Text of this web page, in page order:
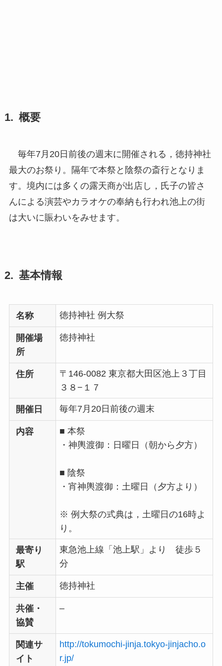
概要
毎年7月20日前後の週末に開催される，徳持神社
最大のお祭り。隔年で本祭と陰祭の斎行となりま
す。境内には多くの露天商が出店し，氏子の皆さ
んによる演芸やカラオケの奉納も行われ池上の街
は大いに賑わいをみせます。
基本情報
名称 徳持神社 例大祭
開催場
所
徳持神社
住所
〒146-0082 東京都大田区池上３丁目
３８−１７
開催日 毎年7月20日前後の週末
内容
■ 本祭
・神輿渡御：日曜日（朝から夕方）
■ 陰祭
・宵神輿渡御：土曜日（夕方より）
※ 例大祭の式典は，土曜日の16時よ
り。
最寄り
駅
東急池上線「池上駅」より 徒歩５
分
主催 徳持神社
共催・
協賛
–
関連サ
イト
http://tokumochi-jinja.tokyo-jinjacho.o
r.jp/